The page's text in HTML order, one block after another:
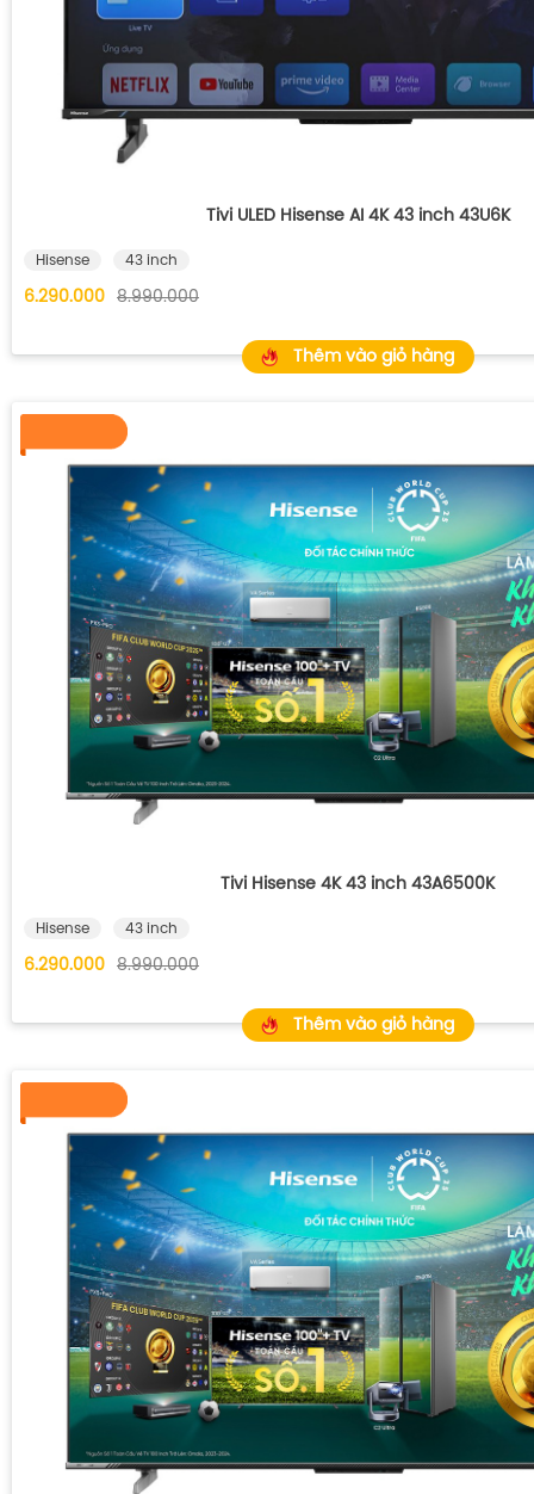
Tivi ULED Hisense AI 4K 43 inch 43U6K
Hisense 43 inch
6.290.000 8.990.000
Thêm vào giỏ hàng
Tivi Hisense 4K 43 inch 43A6500K
Hisense 43 inch
6.290.000 8.990.000
Thêm vào giỏ hàng